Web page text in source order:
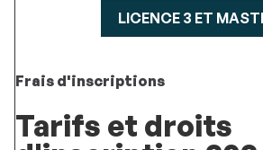
LICENCE 3 ET
Frais d'inscriptions
Tarifs et droits